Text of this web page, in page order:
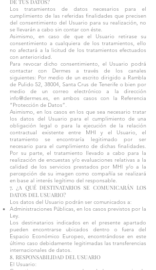
DE TUS DATOS?
Los tratamientos de datos necesarios para el
cumplimiento de las referidas finalidades que precisen
del consentimiento del Usuario para su realización, no
se llevarán a cabo sin contar con éste.
Asimismo, en caso de que el Usuario retirase su
consentimiento a cualquiera de los tratamientos, ello
no afectará a la licitud de los tratamientos efectuados
con anterioridad.
Para revocar dicho consentimiento, el Usuario podrá
contactar con Dermes a través de los canales
siguientes: Por medio de un escrito dirigido a Rambla
de Pulido 52, 38004, Santa Crus de Tenerife o bien por
medio de un correo electrónico a la dirección
info@dermes.es , en ambos casos con la Referencia
“Protección de Datos”.
Asimismo, en los casos en los que sea necesario tratar
los datos del Usuario para el cumplimiento de una
obligación legal o para la ejecución de la relación
contractual existente entre MHI y el Usuario, el
tratamiento se encontraría legitimado por ser
necesario para el cumplimiento de dichas finalidades.
Por su parte, el tratamiento llevado a cabo para la
realización de encuestas y/o evaluaciones relativas a la
calidad de los servicios prestados por MHI y/o a la
percepción de su imagen como compañía se realizará
en base al interés legítimo del responsable.
7. ¿A QUÉ DESTINATARIOS SE COMUNICARÁN LOS
DATOS DEL USUARIO?
Los datos del Usuario podrán ser comunicados a:
Administraciones Públicas, en los casos previstos por la
Ley.
Los destinatarios indicados en el presente apartado
pueden encontrarse ubicados dentro o fuera del
Espacio Económico Europeo, encontrándose en este
último caso debidamente legitimadas las transferencias
internacionales de datos.
8. RESPONSABILIDAD DEL USUARIO
El Usuario: